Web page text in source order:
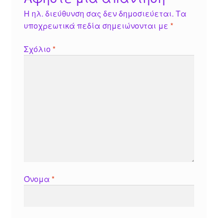
Η ηλ. διεύθυνση σας δεν δημοσιεύεται. Τα
υποχρεωτικά πεδία σημειώνονται με *
Σχόλιο*
Όνομα *